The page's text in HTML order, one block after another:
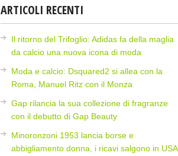
ARTICOLI RECENTI
Il ritorno del Trifoglio: Adidas fa della maglia
da calcio una nuova icona di moda
Moda e calcio: Dsquared2 si allea con la
Roma, Manuel Ritz con il Monza
Gap rilancia la sua collezione di fragranze
con il debutto di Gap Beauty
Minoronzoni 1953 lancia borse e
abbigliamento donna, i ricavi salgono in USA